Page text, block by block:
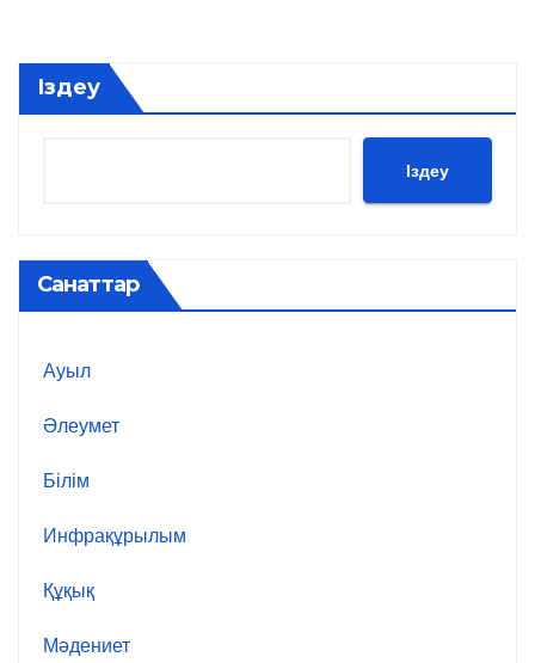
Іздеу
Іздеу
Санаттар
Ауыл
Әлеумет
Білім
Инфрақұрылым
Құқық
Мәдениет